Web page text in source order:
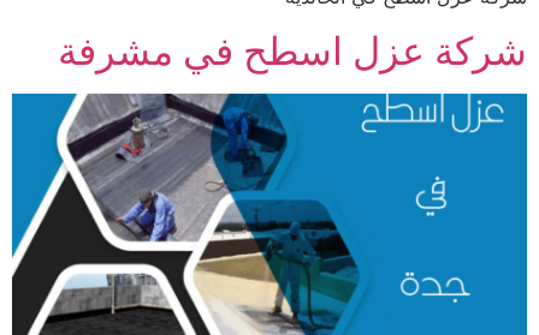
شركة عزل اسطح في مشرفة